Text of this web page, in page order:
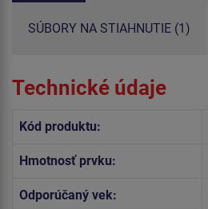
SÚBORY NA STIAHNUTIE (1)
Technické údaje
Kód produktu:
Hmotnosť prvku:
Odporúčaný vek: